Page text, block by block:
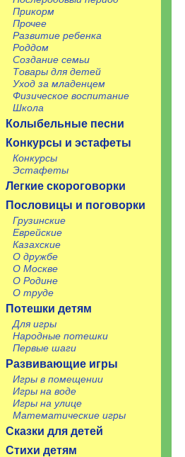
Прикорм
Прочее
Развитие ребенка
Роддом
Создание семьи
Товары для детей
Уход за младенцем
Физическое воспитание
Школа
Колыбельные песни
Конкурсы и эстафеты
Конкурсы
Эстафеты
Легкие скороговорки
Пословицы и поговорки
Грузинские
Еврейские
Казахские
О дружбе
О Москве
О Родине
О труде
Потешки детям
Для игры
Народные потешки
Первые шаги
Развивающие игры
Игры в помещении
Игры на воде
Игры на улице
Математические игры
Сказки для детей
Стихи детям